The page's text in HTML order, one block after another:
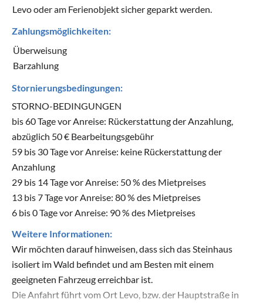
Levo oder am Ferienobjekt sicher geparkt werden.
Zahlungsmöglichkeiten:
Überweisung
Barzahlung
Stornierungsbedingungen:
STORNO-BEDINGUNGEN
bis 60 Tage vor Anreise: Rückerstattung der Anzahlung,
abzüglich 50 € Bearbeitungsgebühr
59 bis 30 Tage vor Anreise: keine Rückerstattung der
Anzahlung
29 bis 14 Tage vor Anreise: 50 % des Mietpreises
13 bis 7 Tage vor Anreise: 80 % des Mietpreises
6 bis 0 Tage vor Anreise: 90 % des Mietpreises
Weitere Informationen:
Wir möchten darauf hinweisen, dass sich das Steinhaus
isoliert im Wald befindet und am Besten mit einem
geeigneten Fahrzeug erreichbar ist.
Die Anfahrt führt vom Ort Levo, bzw. der Hauptstraße in